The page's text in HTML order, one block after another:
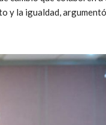
y la igualdad, argumentó